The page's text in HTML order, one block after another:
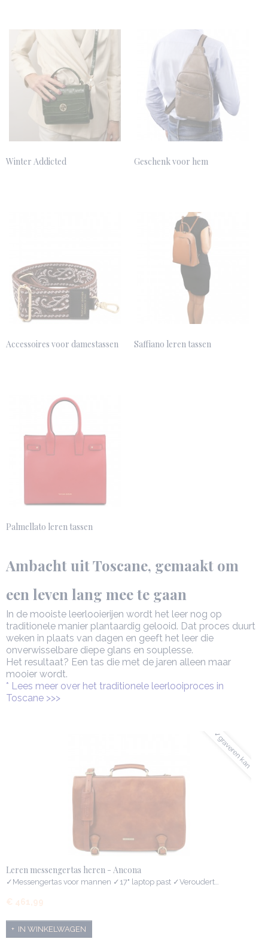
Winter Addicted Geschenk voor hem
Accessoires voor damestassen Saffiano leren tassen
Palmellato leren tassen
Ambacht uit Toscane, gemaakt om
een leven lang mee te gaan
In de mooiste leerlooierijen wordt het leer nog op
traditionele manier plantaardig gelooid. Dat proces duurt
weken in plaats van dagen en geeft het leer die
onverwisselbare diepe glans en souplesse.
Het resultaat? Een tas die met de jaren alleen maar
mooier wordt.
* Lees meer over het traditionele leerlooiproces in
Toscane >>>
✓graveren kan
Leren messengertas heren - Ancona
✓Messengertas voor mannen ✓17" laptop past ✓Veroudert…
€ 461,99
IN WINKELWAGEN